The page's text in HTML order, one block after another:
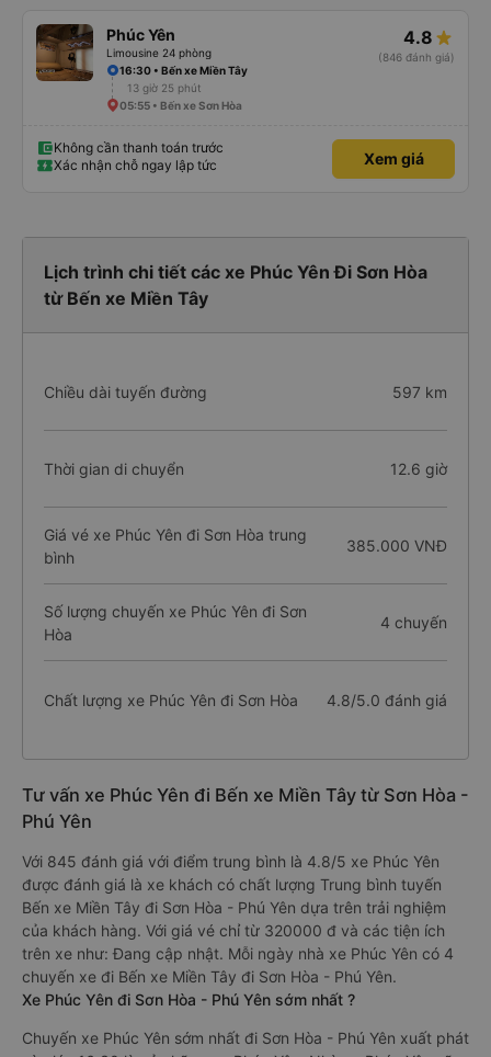
Phúc Yên
Limousine 24 phòng
4.8
(846 đánh giá)
16:30 • Bến xe Miền Tây
13 giờ 25 phút
05:55 • Bến xe Sơn Hòa
Không cần thanh toán trước
Xác nhận chỗ ngay lập tức
Xem giá
Lịch trình chi tiết các xe Phúc Yên Đi Sơn Hòa
từ Bến xe Miền Tây
Chiều dài tuyến đường 597 km
Thời gian di chuyển 12.6 giờ
Giá vé xe Phúc Yên đi Sơn Hòa trung
bình
385.000 VNĐ
Số lượng chuyến xe Phúc Yên đi Sơn
Hòa
4 chuyến
Chất lượng xe Phúc Yên đi Sơn Hòa 4.8/5.0 đánh giá
Tư vấn xe Phúc Yên đi Bến xe Miền Tây từ Sơn Hòa -
Phú Yên
Với 845 đánh giá với điểm trung bình là 4.8/5 xe Phúc Yên
được đánh giá là xe khách có chất lượng Trung bình tuyến
Bến xe Miền Tây đi Sơn Hòa - Phú Yên dựa trên trải nghiệm
của khách hàng. Với giá vé chỉ từ 320000 đ và các tiện ích
trên xe như: Đang cập nhật. Mỗi ngày nhà xe Phúc Yên có 4
chuyến xe đi Bến xe Miền Tây đi Sơn Hòa - Phú Yên.
Xe Phúc Yên đi Sơn Hòa - Phú Yên sớm nhất ?
Chuyến xe Phúc Yên sớm nhất đi Sơn Hòa - Phú Yên xuất phát